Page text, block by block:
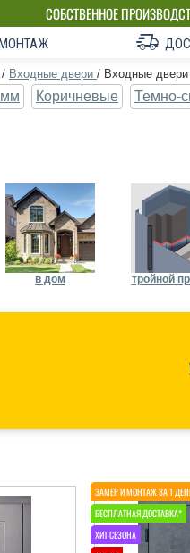
СОБСТВЕННОЕ
/ Входные двери / Входные
Коричневые Темно-
в дом тройной